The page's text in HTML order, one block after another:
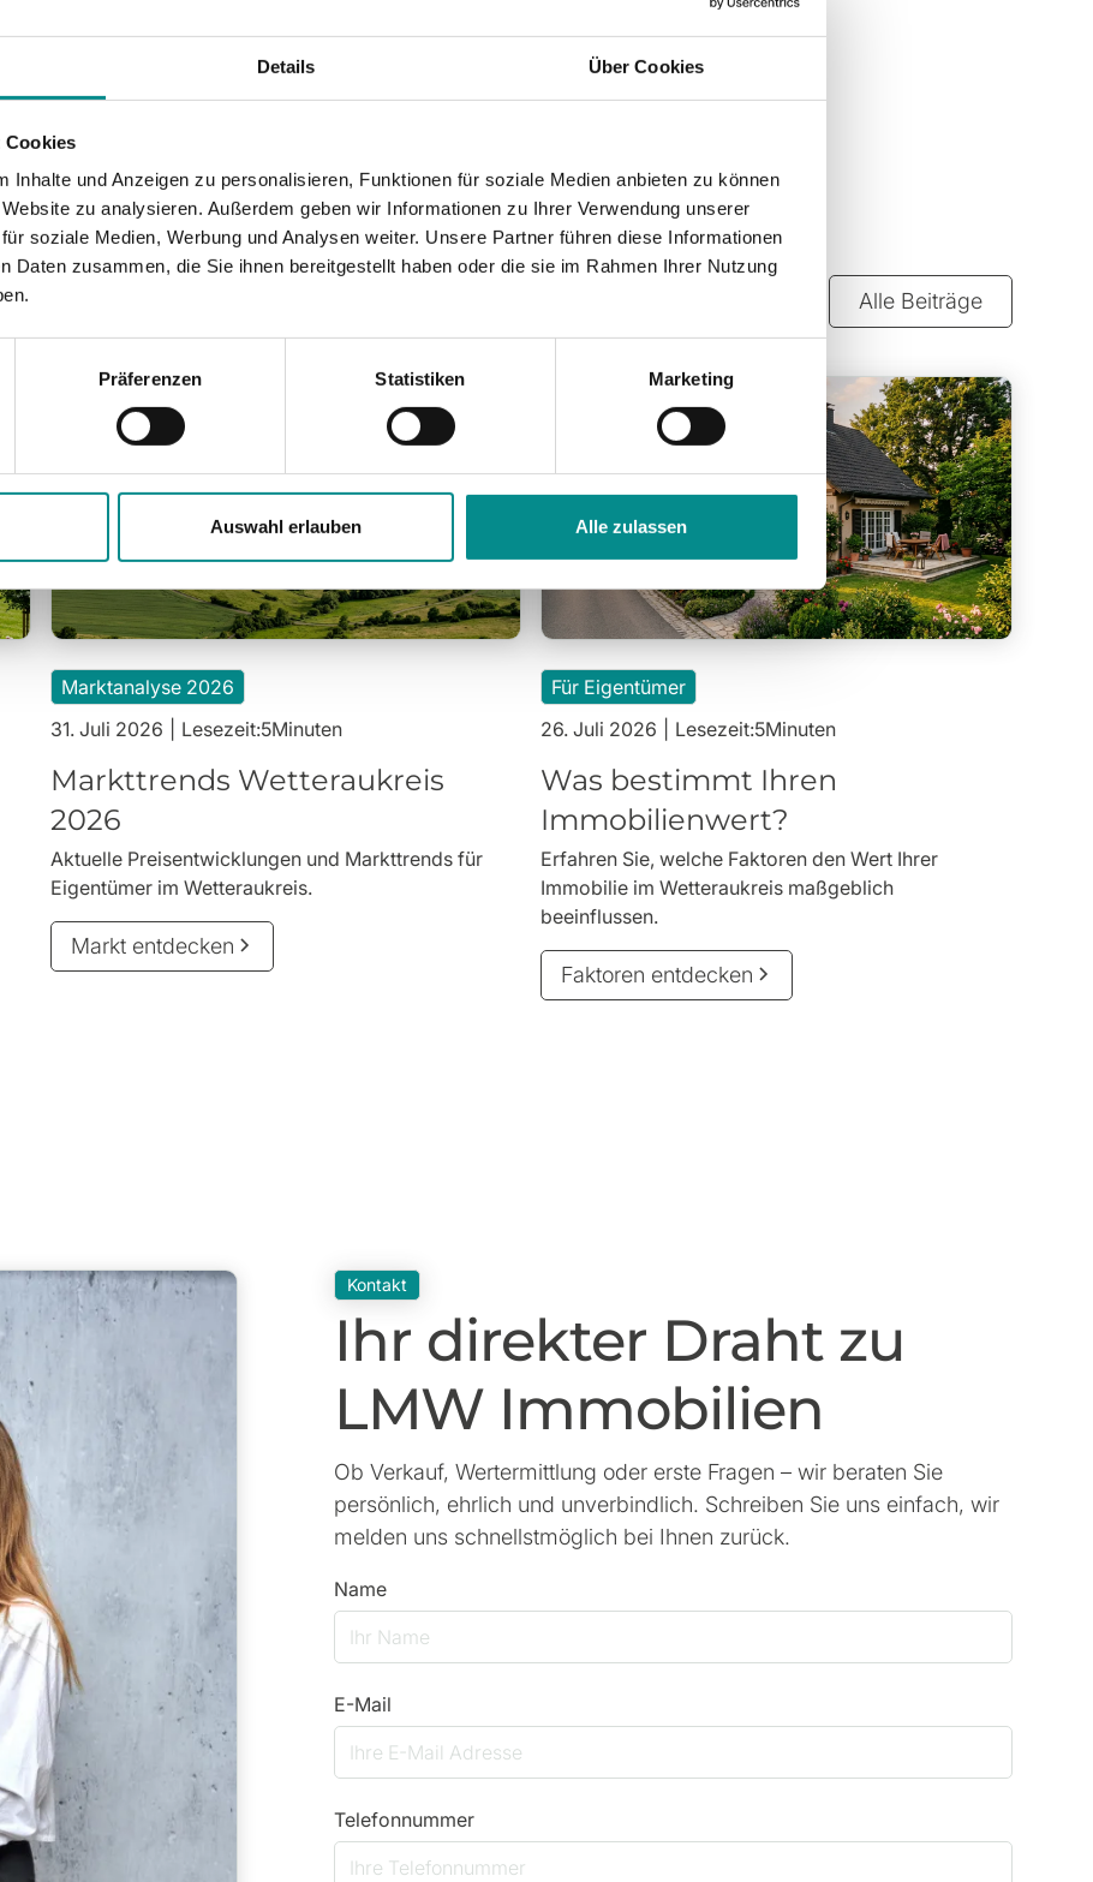
Details Über Cookies
Cookies
Inhalte und Anzeigen zu personalisieren, Funktionen für soziale Medien anbieten zu können
zu analysieren. Außerdem geben wir Informationen zu Ihrer Verwendung unserer
soziale Medien, Werbung und Analysen weiter. Unsere Partner führen diese Informationen
Daten zusammen, die Sie ihnen bereitgestellt haben oder die sie im Rahmen Ihrer Nutzung
Präferenzen Statistiken Marketing
Auswahl erlauben Alle zulassen
interessieren
im Wetteraukreis. Alle Beiträge
Marktanalyse 2026
31. Juli 2026
Lesezeit:5Minuten
Markttrends Wetteraukreis
2026
Aktuelle Preisentwicklungen und Markttrends für
Eigentümer im Wetteraukreis.
Markt entdecken
Für Eigentümer
26. Juli 2026
Lesezeit:5Minuten
Was bestimmt Ihren
Immobilienwert?
Erfahren Sie, welche Faktoren den Wert Ihrer
Immobilie im Wetteraukreis maßgeblich
beeinflussen.
Faktoren entdecken
Kontakt
Ihr direkter Draht zu
LMW Immobilien
Ob Verkauf, Wertermittlung oder erste Fragen – wir beraten Sie
persönlich, ehrlich und unverbindlich. Schreiben Sie uns einfach, wir
melden uns schnellstmöglich bei Ihnen zurück.
Name
E-Mail
Telefonnummer